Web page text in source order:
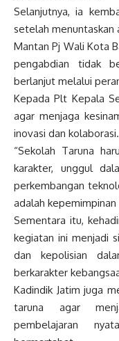
Selanjutnya, ia
setelah menuntaskan
Mantan Pj Wali Kota
pengabdian tidak
berlanjut melalui
Kepada Plt Kepala
agar menjaga
inovasi dan kolaborasi.
“Sekolah Taruna
karakter, unggul
perkembangan
adalah kepemimpinan
Sementara itu,
kegiatan ini menjadi
dan kepolisian
berkarakter
Kadindik Jatim juga
taruna agar
pembelajaran